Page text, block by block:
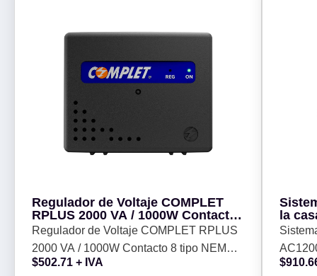
Regulador de Voltaje COMPLET
RPLUS 2000 VA / 1000W Contacto
8 tipo NEMA 5-15R - Supresor de
picos de voltaje 504 J, P/N ERV-6-
012, Clavija de salida NEMA 5
Regulador de Voltaje COMPLET RPLUS
2000 VA / 1000W Contacto 8 tipo NEMA
5-15R - Supresor de picos de voltaje 504
$502.71 + IVA
la
pack)
$